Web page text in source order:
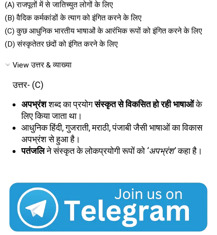
(A) राजपूतों में से जातिच्युत लोगों के लिए
(B) वैदिक कर्मकांडों के त्याग को इंगित करने के लिए
(C) कुछ आधुनिक भारतीय भाषाओं के आरंभिक रूपों को इंगित करने के लिए
(D) संस्कृतेतर छंदों को इंगित करने के लिए
View उत्तर & व्याख्या
उत्तर- (C)
अपभ्रंशशब्द का प्रयोगसंस्कृत से विकसित हो रही भाषाओंके
लिए किया जाता था।
आधुनिक हिंदी, गुजराती, मराठी, पंजाबी जैसी भाषाओं का विकास
अपभ्रंश से हुआ है।
पतंजलिने संस्कृत के लोकप्रयोगी रूपों को‘अपभ्रंश’कहा है।